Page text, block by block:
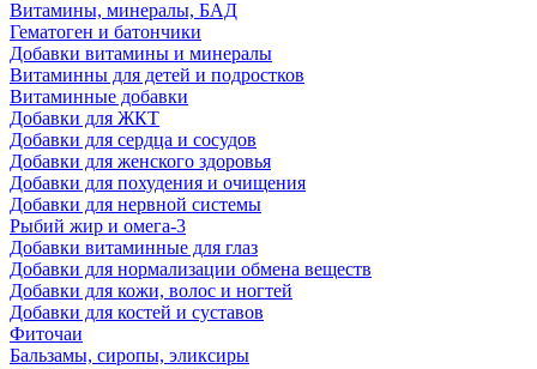
Витамины, минералы, БАД
Гематоген и батончики
Добавки витамины и минералы
Витаминны для детей и подростков
Витаминные добавки
Добавки для ЖКТ
Добавки для сердца и сосудов
Добавки для женского здоровья
Добавки для похудения и очищения
Добавки для нервной системы
Рыбий жир и омега-3
Добавки витаминные для глаз
Добавки для нормализации обмена веществ
Добавки для кожи, волос и ногтей
Добавки для костей и суставов
Фиточаи
Бальзамы, сиропы, эликсиры